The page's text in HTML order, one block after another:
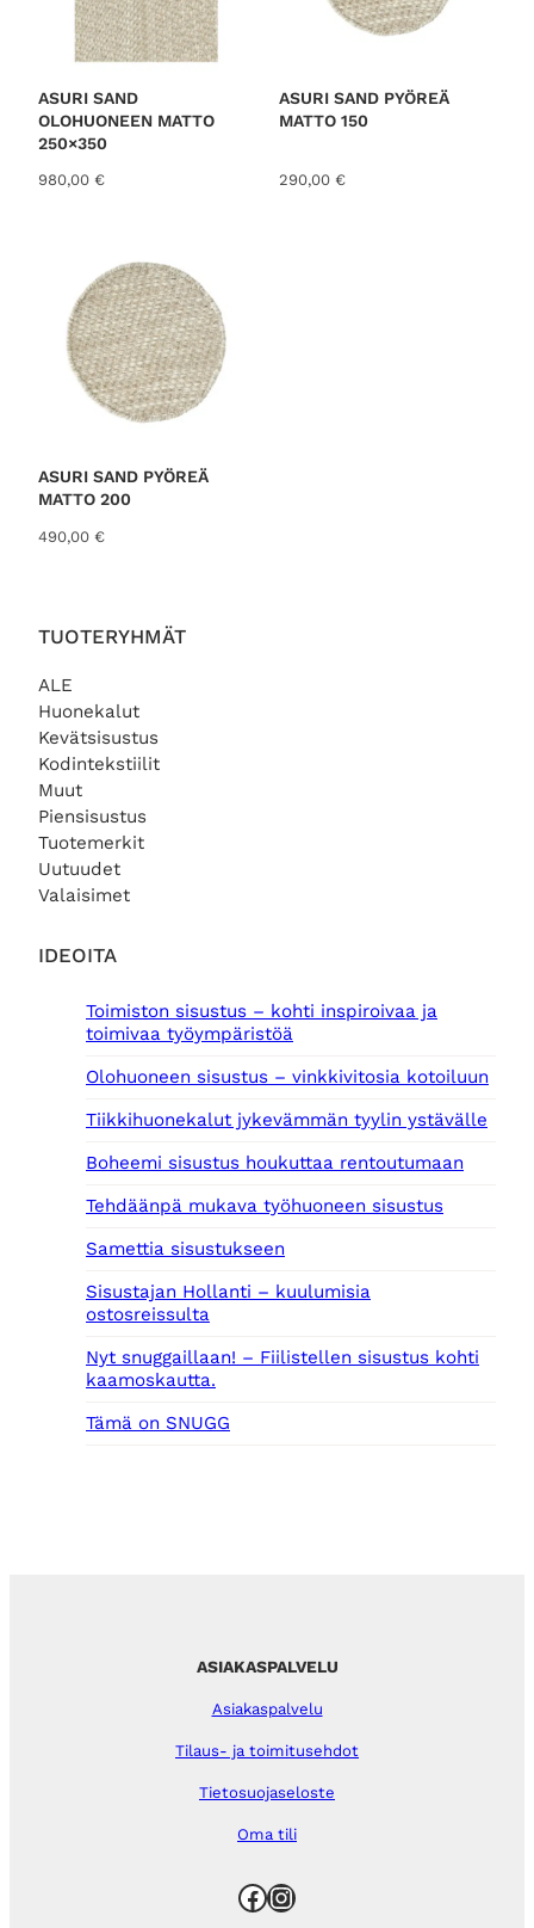
TUOTERYHMÄT
ALE
Huonekalut
Kevätsisustus
Kodintekstiilit
Muut
Piensisustus
Tuotemerkit
Uutuudet
Valaisimet
IDEOITA
Toimiston sisustus – kohti inspiroivaa ja
toimivaa työympäristöä
Olohuoneen sisustus – vinkkivitosia kotoiluun
Tiikkihuonekalut jykevämmän tyylin ystävälle
Boheemi sisustus houkuttaa rentoutumaan
Tehdäänpä mukava työhuoneen sisustus
Samettia sisustukseen
Sisustajan Hollanti – kuulumisia
ostosreissulta
Nyt snuggaillaan! – Fiilistellen sisustus kohti
kaamoskautta.
Tämä on SNUGG
n
e
n
i
n
t
o
3
7
,
0
0
€
i
n
t
n
€
.
ASURI SAND
OLOHUONEEN MATTO
250×350
980,00 €
ASURI SAND PYÖREÄ
MATTO 150
290,00 €
ASURI SAND PYÖREÄ
MATTO 200
490,00 €
ASIAKASPALVELU
Asiakaspalvelu
Tilaus- ja toimitusehdot
Tietosuojaseloste
Oma tili
Facebook Instagram